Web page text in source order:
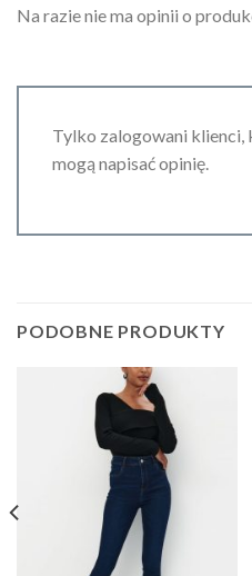
Na razie nie ma opinii o
Tylko zalogowani
mogą napisać opinię.
PODOBNE PRODUKTY